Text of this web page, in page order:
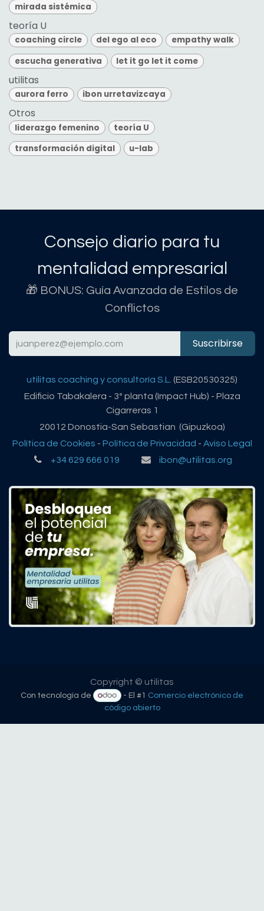
mirada sistémica
teoría U
coaching circle del ego al eco
empathy walk
escucha generativa
let it go let it come
utilitas
aurora ferro ibon urretavizcaya
Otros
liderazgo femenino
teoría U
transformación digital
u-lab
Consejo diario para tu
mentalidad empresarial
🎁 BONUS: Guía Avanzada de Estilos de
Conflictos
Suscribirse
utilitas coaching y consultoría S.L. (ESB20530325)
Edificio Tabakalera - 3º planta (Impact Hub) - Plaza
Cigarreras 1
20012 Donostia-San Sebastian (Gipuzkoa)
Política de Cookies - Política de Privacidad - Aviso Legal
+34 629 666 019
ibon@utilitas.org
Copyright © utilitas
Con tecnología de - El #1 Comercio electrónico de
código abierto